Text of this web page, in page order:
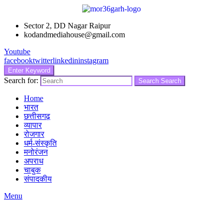
Sector 2, DD Nagar Raipur
kodandmediahouse@gmail.com
Youtube
facebooktwitterlinkedininstagram
Enter Keyword
Search for: Search Search
Home
भारत
छत्तीसगढ़
व्यापार
रोजगार
धर्म-संस्कृति
मनोरंजन
अपराध
चाबुक
संपादकीय
Menu